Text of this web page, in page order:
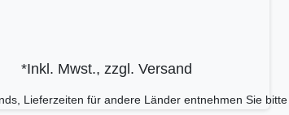
*Inkl. Mwst., zzgl. Versand
Lieferzeiten für andere Länder entnehmen Sie